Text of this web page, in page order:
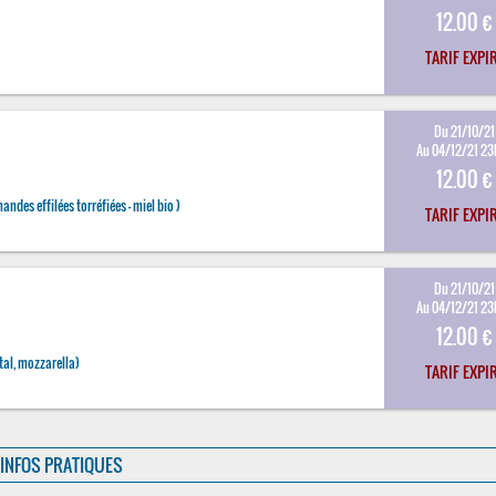
12.00 €
TARIF
effilées torréfiées - miel bio )
Du 21/10/21
Au 04/12/21
12.00 €
TARIF
mozzarella)
Du 21/10/21
Au 04/12/21
12.00 €
TARIF
INFOS PRATIQUES